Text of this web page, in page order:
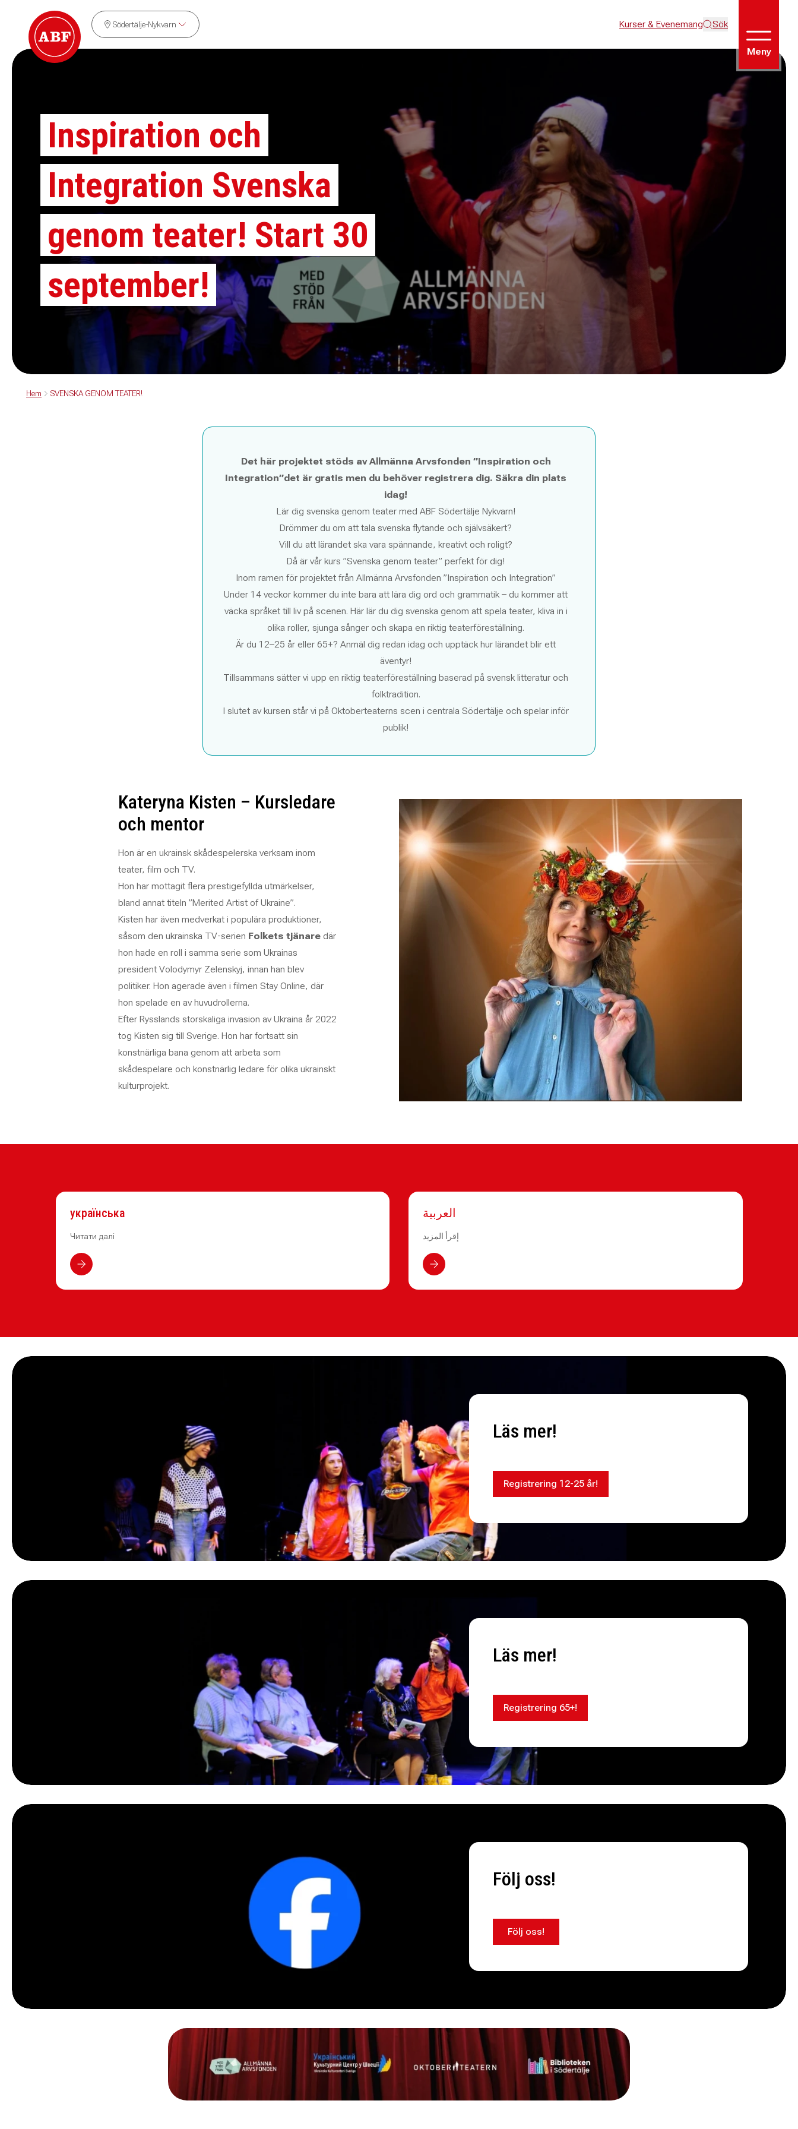
Södertälje-Nykvarn Kurser & Evenemang Sök
Meny
Inspiration och
Integration Svenska
genom teater! Start 30
september!
Hem SVENSKA GENOM TEATER!
Det här projektet stöds av Allmänna Arvsfonden ”Inspiration och
Integration”det är gratis men du behöver registrera dig. Säkra din plats
idag!
Lär dig svenska genom teater med ABF Södertälje Nykvarn!
Drömmer du om att tala svenska flytande och självsäkert?
Vill du att lärandet ska vara spännande, kreativt och roligt?
Då är vår kurs ”Svenska genom teater” perfekt för dig!
Іnom ramen för projektet från Allmänna Arvsfonden ”Inspiration och Integration”
Under 14 veckor kommer du inte bara att lära dig ord och grammatik – du kommer att
väcka språket till liv på scenen. Här lär du dig svenska genom att spela teater, kliva in i
olika roller, sjunga sånger och skapa en riktig teaterföreställning.
Är du 12–25 år eller 65+? Anmäl dig redan idag och upptäck hur lärandet blir ett
äventyr!
Tillsammans sätter vi upp en riktig teaterföreställning baserad på svensk litteratur och
folktradition.
I slutet av kursen står vi på Oktoberteaterns scen i centrala Södertälje och spelar inför
publik!
Kateryna Kisten – Kursledare
och mentor
Hon är en ukrainsk skådespelerska verksam inom
teater, film och TV.
Hon har mottagit flera prestigefyllda utmärkelser,
bland annat titeln ”Merited Artist of Ukraine”.
Kisten har även medverkat i populära produktioner,
såsom den ukrainska TV-serien Folkets tjänaredär
hon hade en roll i samma serie som Ukrainas
president Volodymyr Zelenskyj, innan han blev
politiker. Hon agerade även i filmen Stay Online, där
hon spelade en av huvudrollerna.
Efter Rysslands storskaliga invasion av Ukraina år 2022
tog Kisten sig till Sverige. Hon har fortsatt sin
konstnärliga bana genom att arbeta som
skådespelare och konstnärlig ledare för olika ukrainskt
kulturprojekt.
українська
Читати далі
العربية
إقرأ المزيد
Läs mer!
Registrering 12-25 år!
Läs mer!
Registrering 65+!
Följ oss!
Följ oss!